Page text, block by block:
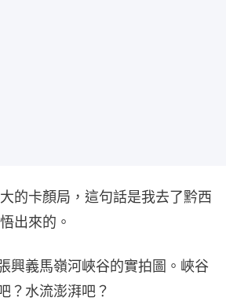
的卡顏局，這句話是我去了黔西
出來的。
興義馬嶺河峽谷的實拍圖。峽谷
？水流澎湃吧？